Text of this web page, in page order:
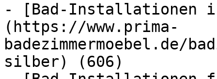
- [Bad-Installationen
(https://www.prima-
badezimmermoebel.de/
silber) (606)